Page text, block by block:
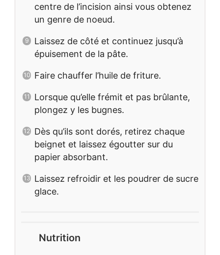
centre de l’incision ainsi vous obtenez
un genre de noeud.
Laissez de côté et continuez jusqu’à
épuisement de la pâte.
Faire chauffer l’huile de friture.
Lorsque qu’elle frémit et pas brûlante,
plongez y les bugnes.
Dès qu’ils sont dorés, retirez chaque
beignet et laissez égoutter sur du
papier absorbant.
Laissez refroidir et les poudrer de sucre
glace.
Nutrition